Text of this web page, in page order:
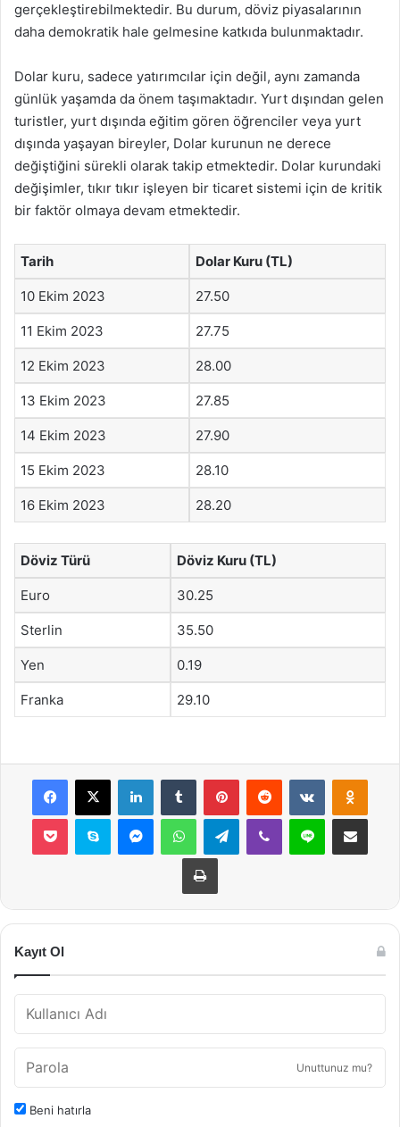
gerçekleştirebilmektedir. Bu durum, döviz piyasalarının
daha demokratik hale gelmesine katkıda bulunmaktadır.
Dolar kuru, sadece yatırımcılar için değil, aynı zamanda
günlük yaşamda da önem taşımaktadır. Yurt dışından gelen
turistler, yurt dışında eğitim gören öğrenciler veya yurt
dışında yaşayan bireyler, Dolar kurunun ne derece
değiştiğini sürekli olarak takip etmektedir. Dolar kurundaki
değişimler, tıkır tıkır işleyen bir ticaret sistemi için de kritik
bir faktör olmaya devam etmektedir.
Tarih Dolar Kuru (TL)
10 Ekim 2023 27.50
11 Ekim 2023 27.75
12 Ekim 2023 28.00
13 Ekim 2023 27.85
14 Ekim 2023 27.90
15 Ekim 2023 28.10
16 Ekim 2023 28.20
Döviz Türü Döviz Kuru (TL)
Euro 30.25
Sterlin 35.50
Yen 0.19
Franka 29.10
Facebook
X LinkedInTumblr PinterestReddit VKontakte
Pocket Skype MessengerWhatsAppTelegramViber Line E-Posta ile
Yazdır
Kayıt Ol
Unuttunuz mu?
Beni hatırla